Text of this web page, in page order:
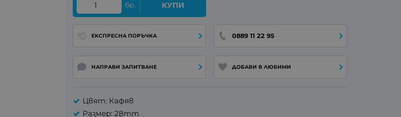
бр. КУПИ
ЕКСПРЕСНА ПОРЪЧКА 0889 11 22 95
НАПРАВИ ЗАПИТВАНЕ ДОБАВИ В ЛЮБИМИ
Цвят: Кафяв
Размер: 28mm